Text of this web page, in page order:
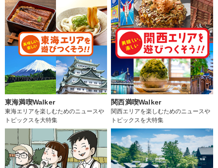
東海満喫Walker
東海エリアを楽しむためのニュースや
トピックスを大特集
関西満喫Walker
関西エリアを楽しむためのニュースや
トピックスを大特集